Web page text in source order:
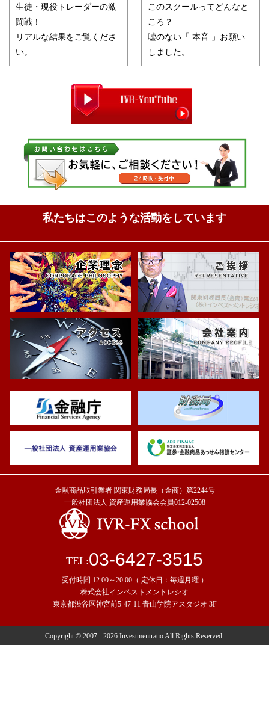
生徒・現役トレーダーの激
闘戦！
リアルな結果をご覧くださ
い。
このスクールってどんなと
ころ？
嘘のない「 本音 」お願い
しました。
私たちはこのような活動をしています
金融商品取引業者 関東財務局長（金商）第2244号
一般社団法人 資産運用業協会会員012-02508
TEL:03-6427-3515
受付時間 12:00～20:00（ 定休日：毎週月曜 ）
株式会社インベストメントレシオ
東京都渋谷区神宮前5-47-11 青山学院アスタジオ 3F
Copyright © 2007 - 2026 Investmentratio All Rights Reserved.